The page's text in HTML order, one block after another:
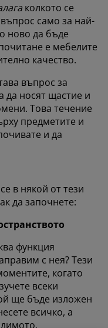
колкото се
само за най-
ново да бъде
е мебелите
качество.
въпрос за
да носят щастие и
Това течение
предметите и
и да
в някой от тези
да започнете:
функция
с нея? Тези
когато
всеки
ще бъде изложен
всичко, а